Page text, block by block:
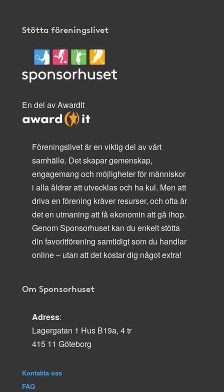
Stötta föreningslivet
En del av AwardIt
Föreningslivet är en viktig del av vårt
samhälle. Det skapar gemenskap,
engagemang och möjligheter för människor
i alla åldrar att utvecklas och ha kul. Men att
driva en förening kräver resurser, och ofta är
det en utmaning att få ekonomin att gå ihop.
Genom Sponsorhuset kan du enkelt stötta
din favoritförening samtidigt som du handlar
online – utan att det kostar dig något extra!
Om Sponsorhuset
Adress:
Lagergatan 1 Hus B19a, 4 tr
415 11 Göteborg
Kontakta oss
FAQ